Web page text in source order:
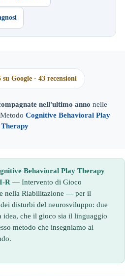
Google · 43 recensioni
nell'ultimo anno nelle
Cognitive Behavioral Play
Therapy
Behavioral Play Therapy
R — Intervento di Gioco
nella Riabilitazione — per il
disturbi del neurosviluppo: due
idea, che il gioco sia il linguaggio
metodo che insegniamo ai